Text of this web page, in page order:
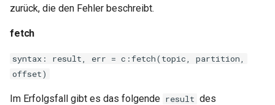
zurück, die den Fehler beschreibt.
fetch
syntax: result, err = c:fetch(topic, partition,
offset)
Im Erfolgsfall gibt es das folgende result des